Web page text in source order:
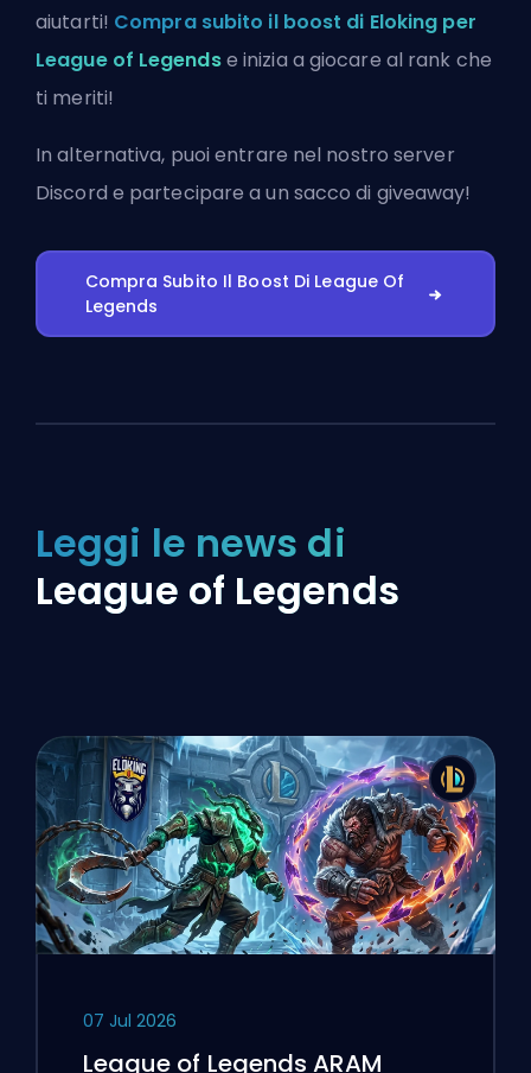
aiutarti! Compra subito il boost di Eloking per
League of Legendse inizia a giocare al rank che
ti meriti!
In alternativa, puoientrare nel nostro server
Discord e partecipare a un sacco di giveaway!
Compra Subito Il Boost Di League Of
Legends
Leggi le news di
League of Legends
07 Jul 2026
League of Legends ARAM